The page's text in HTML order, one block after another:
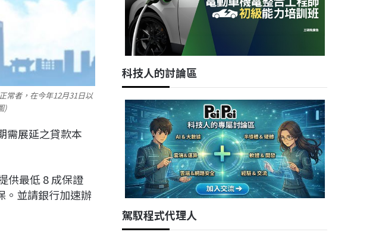
常者，在今年12月31日以
)
需展延之貸款本
供最低 8 成保證
。並請銀行加速辦
科技人的討論區
駕馭程式代理人